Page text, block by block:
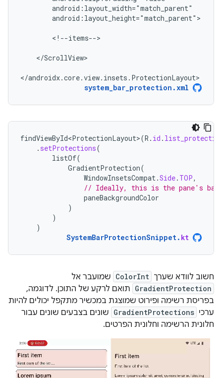
android:layout_height="match_parent">
<!--items-->
</ScrollView>
</androidx.core.view.insets.ProtectionLayout>
system_bar_protection.xml
findViewById<ProtectionLayout>(R . id .
. setProtections(
listOf(
GradientProtection(
WindowInsetsCompat.Side. TOP,
// Ideally, this is the pane's
paneBackgroundColor
)
)
)
SystemBarProtectionSnippet. kt
חשוב לוודא שערך ColorInt שמועבר אל
GradientProtection תואם לרקע של התוכן. לדוגמה,
בפריסת רשימה ופירוט שמוצגת במכשיר מתקפל יכולים להיות
ערכי GradientProtections שונים בצבעים שונים עבור
חלונית הרשימה וחלונית הפרטים.